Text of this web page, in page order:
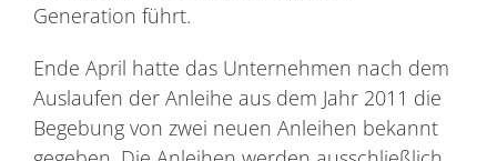
Generation führt.
Ende April hatte das Unternehmen nach dem
Auslaufen der Anleihe aus dem Jahr 2011 die
Begebung von zwei neuen Anleihen bekannt